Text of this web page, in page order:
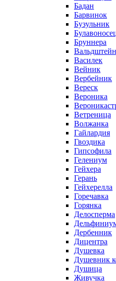
Бадан
Барвинок
Бузульник
Бруннера
Василек
Вейник
Вербейник
Вереск
Вероника
Ветреница
Волжанка
Гайлардия
Гвоздика
Гипсофила
Гелениум
Гейхера
Герань
Гейхерелла
Горечавка
Горянка
Делосперма
Дербенник
Дицентра
Душевка
Душевник
Душица
Живучка